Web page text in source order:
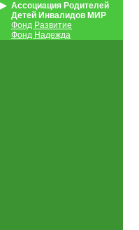
Ассоциация Родителей
Детей Инвалидов МИР
Фонд Развитие
Фонд Надежда